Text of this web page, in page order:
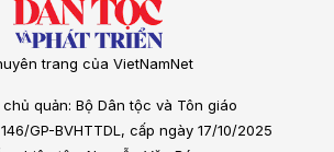
trang của VietNamNet
quản: Bộ Dân tộc và Tôn giáo
GP-BVHTTDL, cấp ngày 17/10/2025